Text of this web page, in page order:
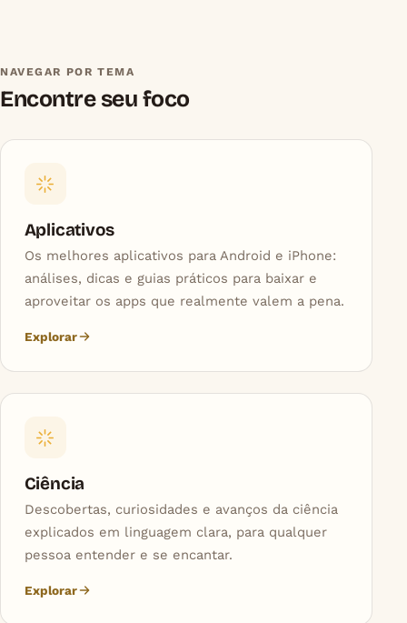
NAVEGAR POR TEMA
Encontre seu foco
Aplicativos
Os melhores aplicativos para Android e iPhone:
análises, dicas e guias práticos para baixar e
aproveitar os apps que realmente valem a pena.
Explorar
Ciência
Descobertas, curiosidades e avanços da ciência
explicados em linguagem clara, para qualquer
pessoa entender e se encantar.
Explorar